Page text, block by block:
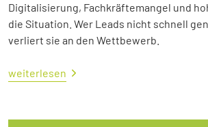
Digitalisierung, Fachkräftemangel und
die Situation. Wer Leads nicht schnell
verliert sie an den Wettbewerb.
weiterlesen